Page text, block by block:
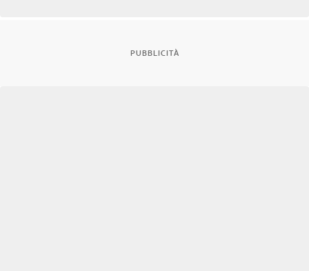
PUBBLICITÀ